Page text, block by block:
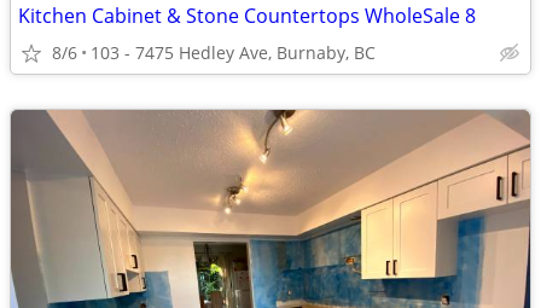
Kitchen Cabinet & Stone Countertops WholeSale 8
8/6 103 - 7475 Hedley Ave, Burnaby, BC